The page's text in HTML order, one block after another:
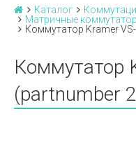
Каталог
Матричные
Коммутатор Kramer
Коммутатор
(partnumber